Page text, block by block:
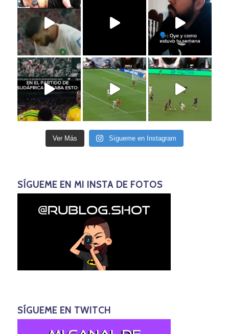
Ver Más Sígueme en Instagram
SÍGUEME EN MI INSTA DE FOTOS
SÍGUEME EN TWITCH